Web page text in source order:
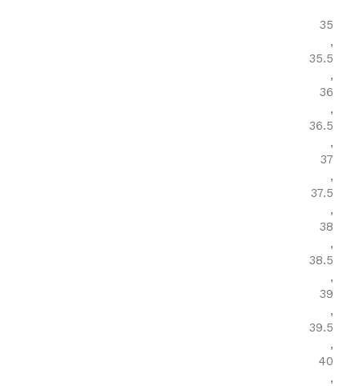
35
,
35.5
,
36
,
36.5
,
37
,
37.5
,
38
,
38.5
,
39
,
39.5
,
40
,